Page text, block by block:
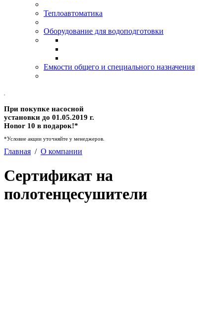
Теплоавтоматика
Оборудование для водоподготовки
Емкости общего и специального назначения
При покупке насосной
установки до 01.05.2019 г.
Honor 10 в подарок!*
*Условие акции уточняйте у менеджеров.
Главная / О компании
Сертификат на
полотенцесушители